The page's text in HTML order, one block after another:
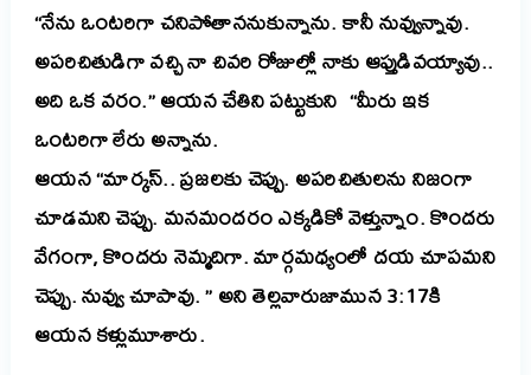
“నేను ఒంటరిగా చనిపోతాననుకున్నాను. కానీ నువ్వున్నావు.
అపరిచితుడిగా వచ్చి నా చివరి రోజుల్లో నాకు ఆప్తుడివయ్యావు..
అది ఒక వరం.” ఆయన చేతిని పట్టుకుని “మీరు ఇక
ఒంటరిగా లేరు అన్నాను.
ఆయన “మార్కస్.. ప్రజలకు చెప్పు. అపరిచితులను నిజంగా
చూడమని చెప్పు. మనమందరం ఎక్కడికో వెళ్తున్నాం. కొందరు
వేగంగా, కొందరు నెమ్మదిగా. మార్గమధ్యంలో దయ చూపమని
చెప్పు. నువ్వు చూపావు. ” అని తెల్లవారుజామున 3:17కి
ఆయన కళ్లుమూశారు.